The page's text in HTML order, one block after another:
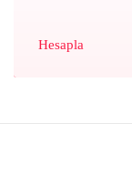
Hesapla